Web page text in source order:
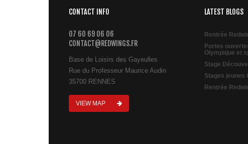
CONTACT INFO
07 60 69 06 06
CONTACT@REDWINGS.FR
Base de Loisirs des Gayeulles
Rue du Professeur Maurice Audin
35700 RENNES
VIEW MAP
LATEST BLOGS
Rentrée
Portes
Olympique et
Stage
Stages jeunes
Rentrée